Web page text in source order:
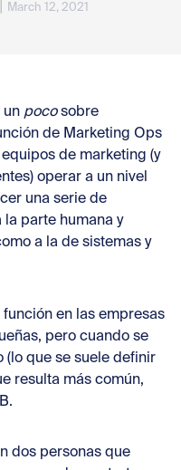
March 12, 2021
un pocosobre
de Marketing Ops
de marketing (y
operar a un nivel
una serie de
parte humana y
a la de sistemas y
en las empresas
pero cuando se
(lo que se suele definir
resulta más común,
dos personas que